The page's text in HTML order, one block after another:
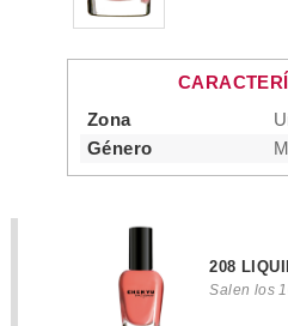
Zona
Género
208
Salen los